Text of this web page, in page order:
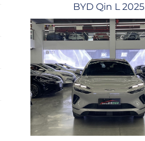
BYD Qin L 2025